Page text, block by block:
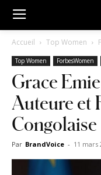
Accueil Top Women
Top Women ForbesWomen
Grace
Auteure et
Congolaise
Par BrandVoice - 11 mars